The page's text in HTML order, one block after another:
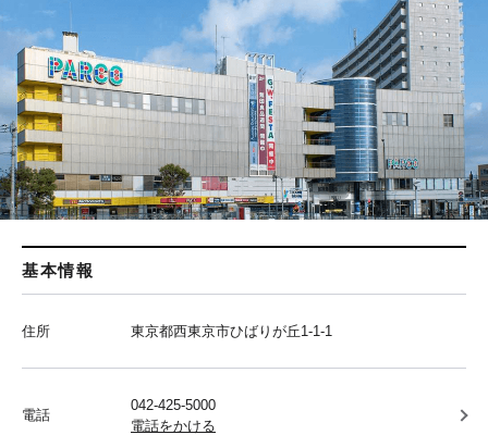
基本情報
住所 東京都西東京市ひばりが丘1-1-1
電話
042-425-5000
電話をかける